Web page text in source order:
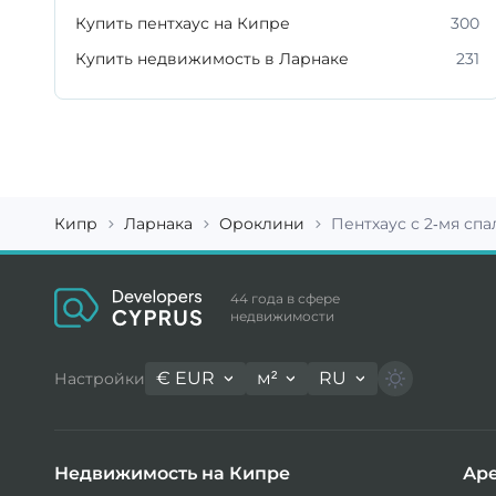
Купить пентхаус на Кипре
300
Купить недвижимость в Ларнаке
231
Кипр Ларнака Ороклини Пентхаус с 2-мя
44 года в сфере
недвижимости
Настройки € EUR м² RU
Недвижимость на Кипре